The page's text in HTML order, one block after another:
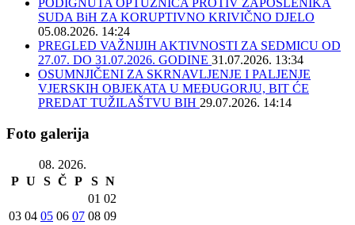
PODIGNUTA OPTUŽNICA PROTIV ZAPOSLENIKA
SUDA BiH ZA KORUPTIVNO KRIVIČNO DJELO
05.08.2026. 14:24
PREGLED VAŽNIJIH AKTIVNOSTI ZA SEDMICU OD
27.07. DO 31.07.2026. GODINE 31.07.2026. 13:34
OSUMNJIČENI ZA SKRNAVLJENJE I PALJENJE
VJERSKIH OBJEKATA U MEĐUGORJU, BIT ĆE
PREDAT TUŽILAŠTVU BIH 29.07.2026. 14:14
Foto galerija
08. 2026.
P U S Č P S N
01 02
03 04 05 06 07 08 09